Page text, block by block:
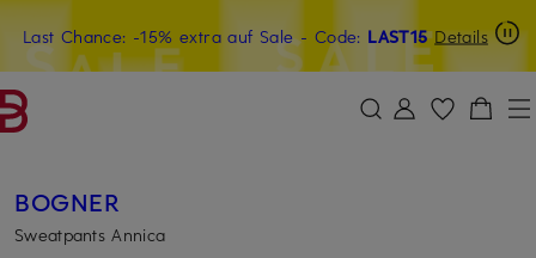
ZUM HAUPTINHALT ÜBERSPRINGEN ZUM SUCHFELD ÜBERSPRINGEN
Last Chance: -15% extra auf Sale- Code: LAST15 Details
15€-Willkommensgutschein mit Beyond sichern
BOGNER
Sweatpants Annica